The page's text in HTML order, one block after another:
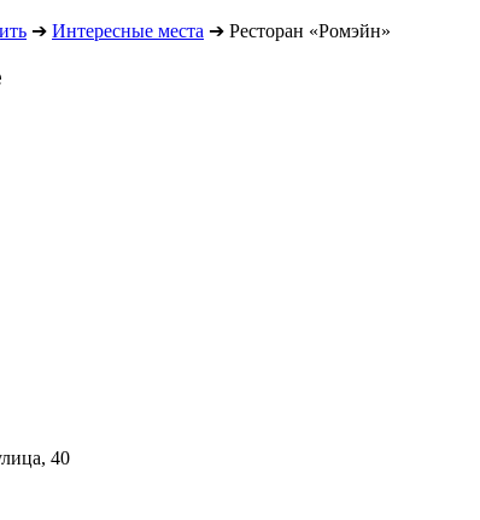
➔ Интересные места ➔ Ресторан «Ромэйн»
40